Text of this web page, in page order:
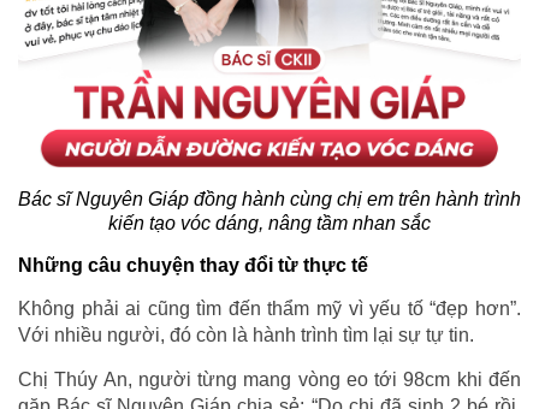
Bác sĩ Nguyên Giáp đồng hành cùng chị em trên hành trình
kiến tạo vóc dáng, nâng tầm nhan sắc
Những câu chuyện thay đổi từ thực tế
Không phải ai cũng tìm đến thẩm mỹ vì yếu tố “đẹp hơn”.
Với nhiều người, đó còn là hành trình tìm lại sự tự tin.
Chị Thúy An, người từng mang vòng eo tới 98cm khi đến